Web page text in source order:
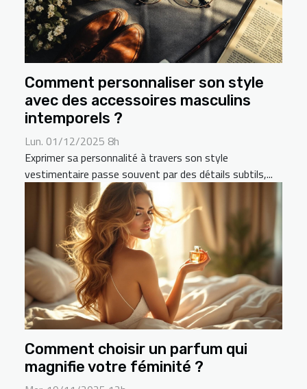
Comment personnaliser son style
avec des accessoires masculins
intemporels ?
Lun. 01/12/2025 8h
Exprimer sa personnalité à travers son style
vestimentaire passe souvent par des détails subtils,...
Comment choisir un parfum qui
magnifie votre féminité ?